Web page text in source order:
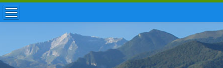
ACCUEIL / INFOS
MUNICIPALITÉ